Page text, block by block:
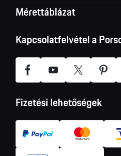
Mérettáblázat
Kapcsolatfelvétel a
Fizetési lehetőségek